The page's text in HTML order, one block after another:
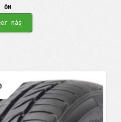
ÓN
más
precio
actual